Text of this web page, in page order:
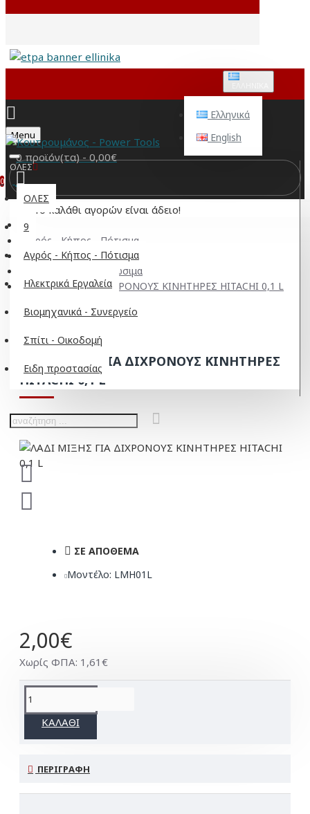
Ελληνικά
English
Menu
0 προϊόν(τα) - 0,00€
0
Το καλάθι αγορών είναι άδειο!
ΟΛΕΣ
ΟΛΕΣ
9
Αγρός - Κήπος - Πότισμα
Ηλεκτρικά Εργαλεία
Βιομηχανικά - Συνεργείο
Σπίτι - Οικοδομή
Ειδη προστασίας
Αγρός - Κήπος - Πότισμα
Αλυσοπρίονα
Παρελκόμενα - Αναλώσιμα
ΛΑΔΙ ΜΙΞΗΣ ΓΙΑ ΔΙΧΡΟΝΟΥΣ ΚΙΝΗΤΗΡΕΣ HITACHI 0,1 L
ΛΑΔΙ ΜΙΞΗΣ ΓΙΑ ΔΙΧΡΟΝΟΥΣ ΚΙΝΗΤΗΡΕΣ
HITACHI 0,1 L
ΣΕ ΑΠΌΘΕΜΑ
Μοντέλο: LMH01L
2,00€
Χωρίς ΦΠΑ: 1,61€
ΚΑΛΆΘΙ
ΠΕΡΙΓΡΑΦΉ